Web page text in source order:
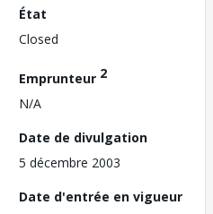
État
Closed
Emprunteur 2
N/A
Date de divulgation
5 décembre 2003
Date d'entrée en vigueur